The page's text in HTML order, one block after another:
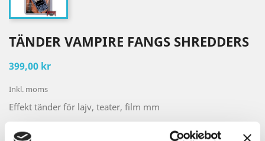
TÄNDER VAMPIRE FANGS SHREDDERS
399,00 kr
Inkl. moms
Effekt tänder för lajv, teater, film mm
Färg